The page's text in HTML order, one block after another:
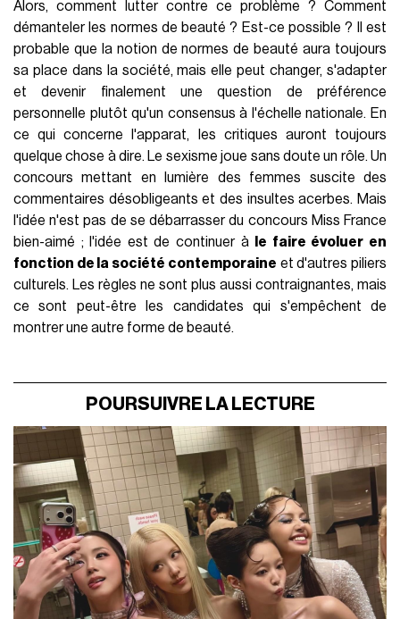
Alors, comment lutter contre ce problème ? Comment
démanteler les normes de beauté ? Est-ce possible ? Il est
probable que la notion de normes de beauté aura toujours
sa place dans la société, mais elle peut changer, s'adapter
et devenir finalement une question de préférence
personnelle plutôt qu'un consensus à l'échelle nationale. En
ce qui concerne l'apparat, les critiques auront toujours
quelque chose à dire. Le sexisme joue sans doute un rôle. Un
concours mettant en lumière des femmes suscite des
commentaires désobligeants et des insultes acerbes. Mais
l'idée n'est pas de se débarrasser du concours Miss France
bien-aimé ; l'idée est de continuer à
le faire évoluer en
fonction de la société contemporaine et d'autres piliers
culturels. Les règles ne sont plus aussi contraignantes, mais
ce sont peut-être les candidates qui s'empêchent de
montrer une autre forme de beauté.
POURSUIVRE LA LECTURE